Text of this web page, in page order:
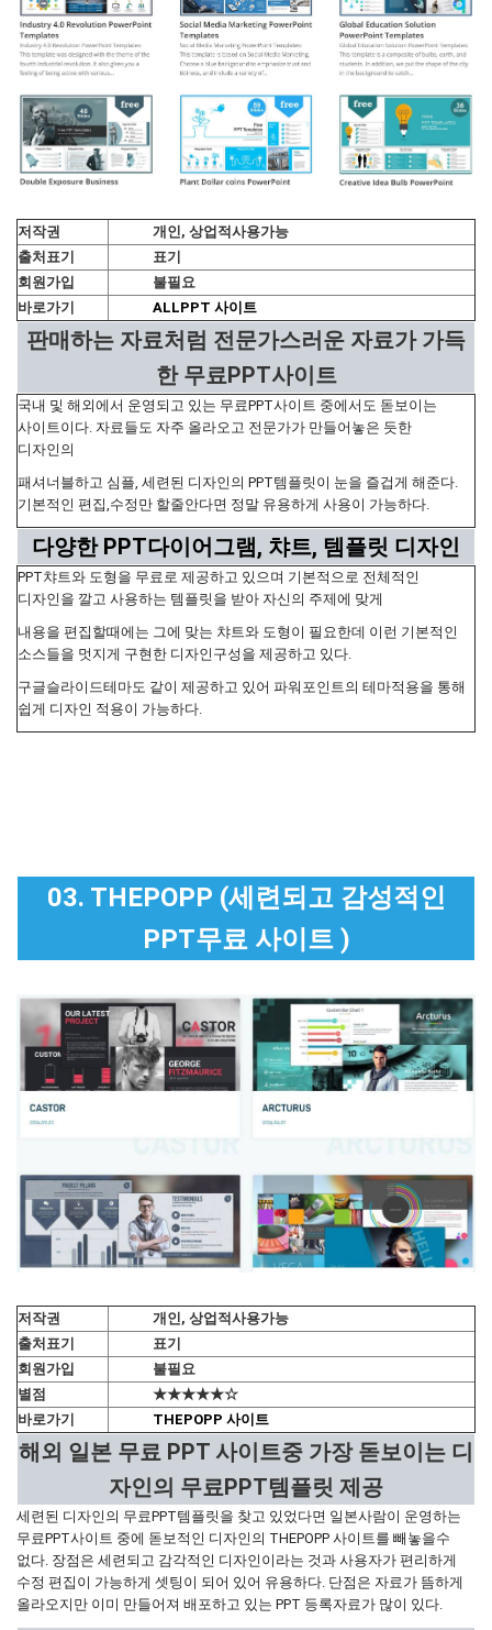
저작권
개인, 상업적사용가능
출처표기
표기
회원가입
불필요
바로가기
ALLPPT 사이트
판매하는 자료처럼 전문가스러운 자료가 가득
한 무료PPT사이트
국내 및 해외에서 운영되고 있는 무료PPT사이트 중에서도 돋보이는
사이트이다. 자료들도 자주 올라오고 전문가가 만들어놓은 듯한
디자인의
패셔너블하고 심플, 세련된 디자인의 PPT템플릿이 눈을 즐겁게 해준다.
기본적인 편집,수정만 할줄안다면 정말 유용하게 사용이 가능하다.
다양한 PPT다이어그램, 챠트, 템플릿 디자인
PPT챠트와 도형을 무료로 제공하고 있으며 기본적으로 전체적인
디자인을 깔고 사용하는 템플릿을 받아 자신의 주제에 맞게
내용을 편집할때에는 그에 맞는 챠트와 도형이 필요한데 이런 기본적인
소스들을 멋지게 구현한 디자인구성을 제공하고 있다.
구글슬라이드테마도 같이 제공하고 있어 파워포인트의 테마적용을 통해
쉽게 디자인 적용이 가능하다.
03. THEPOPP (세련되고 감성적인
PPT무료 사이트 )
저작권
개인, 상업적사용가능
출처표기
표기
회원가입
불필요
별점
★★★★★☆
바로가기
THEPOPP 사이트
해외 일본 무료 PPT 사이트중 가장 돋보이는 디
자인의 무료PPT템플릿 제공
세련된 디자인의 무료PPT템플릿을 찾고 있었다면 일본사람이 운영하는
무료PPT사이트 중에 돋보적인 디자인의 THEPOPP 사이트를 빼놓을수
없다. 장점은 세련되고 감각적인 디자인이라는 것과 사용자가 편리하게
수정 편집이 가능하게 셋팅이 되어 있어 유용하다. 단점은 자료가 뜸하게
올라오지만 이미 만들어져 배포하고 있는 PPT 등록자료가 많이 있다.